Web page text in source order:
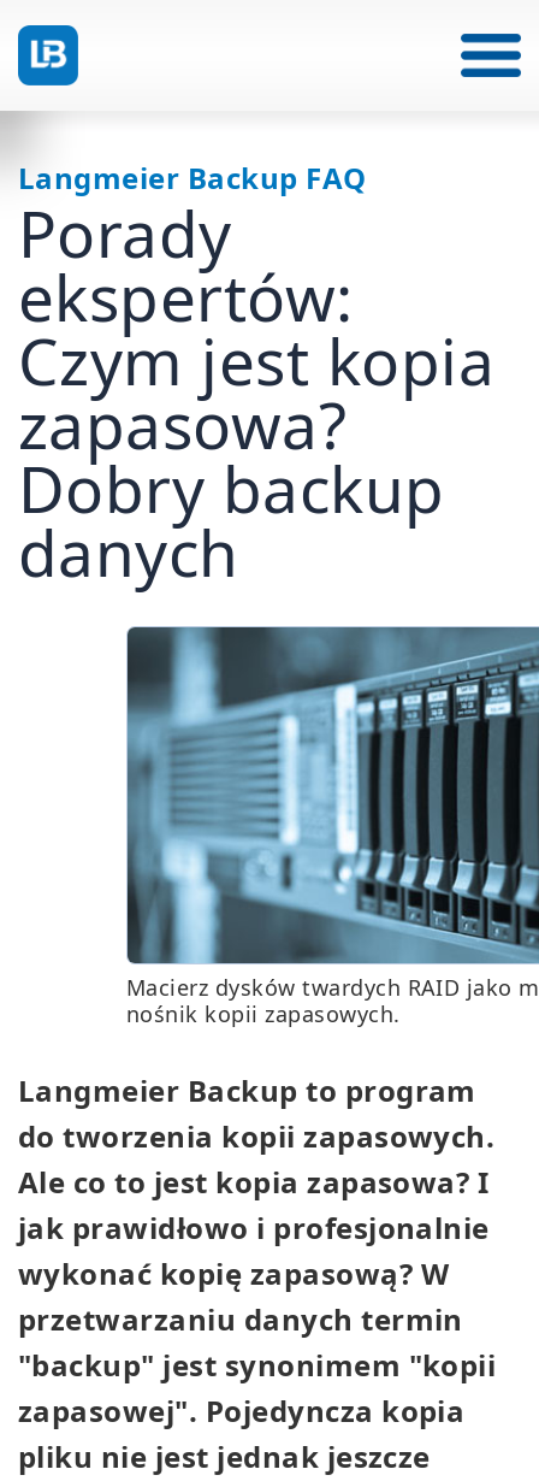
Langmeier Backup FAQ
Porady
ekspertów:
Czym jest kopia
zapasowa?
Dobry backup
danych
Macierz dysków twardych RAID jako
nośnik kopii zapasowych.
Langmeier Backup to program
do tworzenia kopii zapasowych.
Ale co to jest kopia zapasowa? I
jak prawidłowo i profesjonalnie
wykonać kopię zapasową? W
przetwarzaniu danych termin
"backup" jest synonimem "kopii
zapasowej". Pojedyncza kopia
pliku nie jest jednak jeszcze